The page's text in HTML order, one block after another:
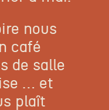
nous
café
de salle
… et
plaît